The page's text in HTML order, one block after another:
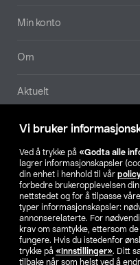
Vi bruker
Ved å trykke på «Godta alle
lagrer informasjonskapsler
din enhet i henhold til vår
forbedre brukeropplevelsen
nettstedet og for å tilpasse
typer informasjonskapsler:
annonserelaterte. For
krav om samtykke, ettersom
fungere. Hvis du istedenfor
trykke på «Innstillinger». Ditt
tilbake når som helst ved å
Min konto
Om
Aktuelt
Våre selskaper
SE